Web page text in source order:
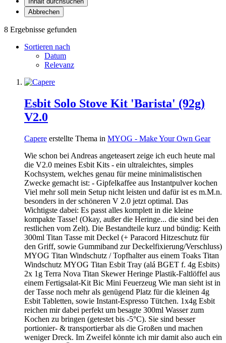
Abbrechen
8 Ergebnisse gefunden
Sortieren nach
Datum
Relevanz
Esbit Solo Stove Kit 'Barista' (92g)
V2.0
Capere erstellte Thema in MYOG - Make Your Own Gear
Wie schon bei Andreas angeteasert zeige ich euch heute mal
die V2.0 meines Esbit Kits - ein ultraleichtes, simples
Kochsystem, welches genau für meine minimalistischen
Zwecke gemacht ist: - Gipfelkaffee aus Instantpulver kochen
Viel mehr soll mein Setup nicht leisten und dafür ist es m.M.n.
besonders in der schöneren V 2.0 jetzt optimal. Das
Wichtigste dabei: Es passt alles komplett in die kleine
kompakte Tasse! (Okay, außer die Heringe... die sind bei den
restlichen vom Zelt). Die Bestandteile kurz und bündig: Keith
300ml Titan Tasse mit Deckel (+ Paracord Hitzeschutz für
den Griff, sowie Gummiband zur Deckelfixierung/Verschluss)
MYOG Titan Windschutz / Topfhalter aus einem Toaks Titan
Windschutz MYOG Titan Esbit Tray (alá BGET f. 4g Esbits)
2x 1g Terra Nova Titan Skewer Heringe Plastik-Faltlöffel aus
einem Fertigsalat-Kit Bic Mini Feuerzeug Wie man sieht ist in
der Tasse noch mehr als genügend Platz für die kleinen 4g
Esbit Tabletten, sowie Instant-Espresso Tütchen. 1x4g Esbit
reichen mir dabei perfekt um besagte 300ml Wasser zum
Kochen zu bringen (getestet bis -5°C). Sie sind besser
portionier- & transportierbar als die Großen und machen
weniger Dreck. Im Zweifel könnte ich mir damit also auch ein